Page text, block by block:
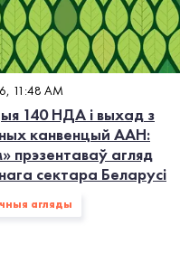
11:48 AM
140 НДА і выхад з
канвенцый ААН:
прэзентаваў агляд
сектара Беларусі
агляды